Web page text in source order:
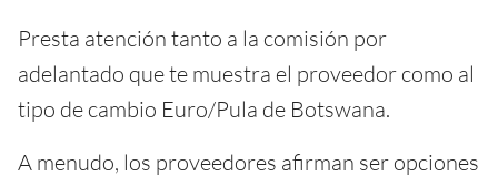
Presta atención tanto a la comisión por
adelantado que te muestra el proveedor como al
tipo de cambio Euro/Pula de Botswana.
A menudo, los proveedores afirman ser opciones